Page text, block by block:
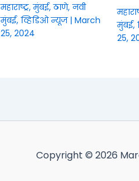
महाराष्ट्र,मुंबई, ठाणे, नवी
मुंबई,व्हिडिओ न्यूज|March
25, 2024
मुंबई,
25,
Copyright © 2026